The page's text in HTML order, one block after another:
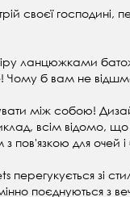
своєї
ланцюжками
б вам не
між собою! Дизайн
всім відомо, що
пов'язкою для
зі
поєднуються з